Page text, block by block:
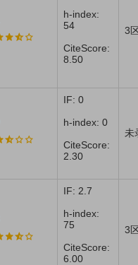
h-index:
54
CiteScore:
8.50
3
IF: 0
h-index: 0
CiteScore:
2.30
未
IF: 2.7
h-index:
75
CiteScore:
6.00
3